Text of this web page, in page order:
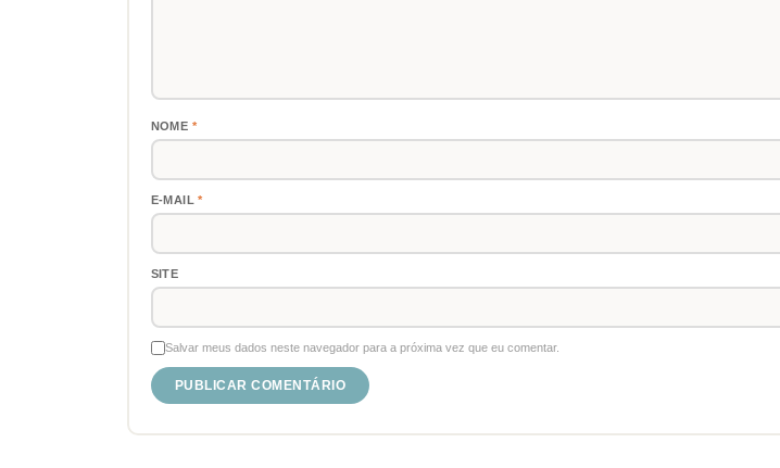
NOME *
E-MAIL*
SITE
Salvar meus dados neste navegador para a próxima vez que eu comentar.